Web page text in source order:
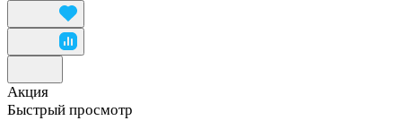
Акция
Быстрый просмотр